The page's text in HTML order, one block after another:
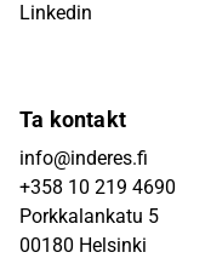
Linkedin
Ta kontakt
info@inderes.fi
+358 10 219 4690
Porkkalankatu 5
00180 Helsinki